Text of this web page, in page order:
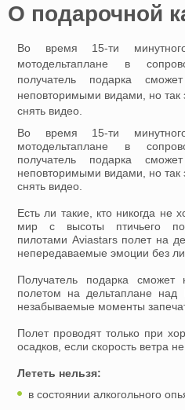
O подарочной
Во время 15-ти
мотодельтаплане в
получатель подарка
неповторимыми видами, но так
снять видео.
Во время 15-ти
мотодельтаплане в
получатель подарка
неповторимыми видами, но так
снять видео.
Есть ли такие, кто никогда не
мир с высоты птичьего
пилотами Aviastars полет на
непередаваемые эмоции без
Получатель подарка сможет
полетом на дельтаплане
незабываемые моменты
Полет проводят только при
осадков, если скорость ветра
Лететь нельзя:
в состоянии алкогольного